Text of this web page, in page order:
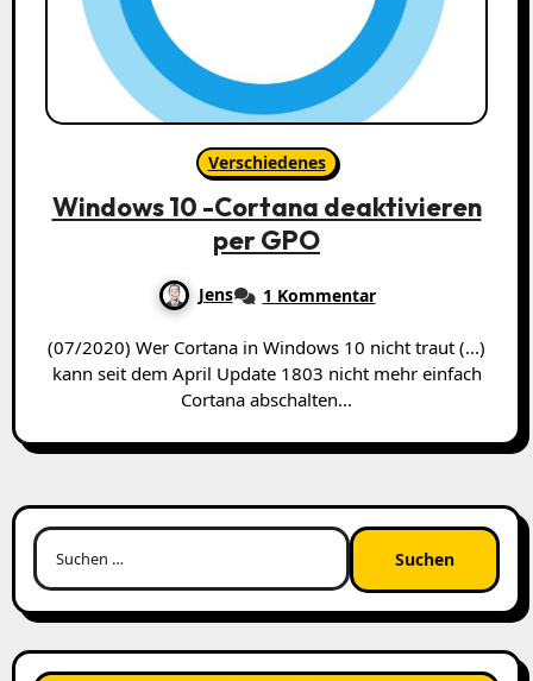
Verschiedenes
Windows 10 -Cortana deaktivieren
per GPO
Jens 1 Kommentar
(07/2020) Wer Cortana in Windows 10 nicht traut (...)
kann seit dem April Update 1803 nicht mehr einfach
Cortana abschalten...
Suchen
nach: